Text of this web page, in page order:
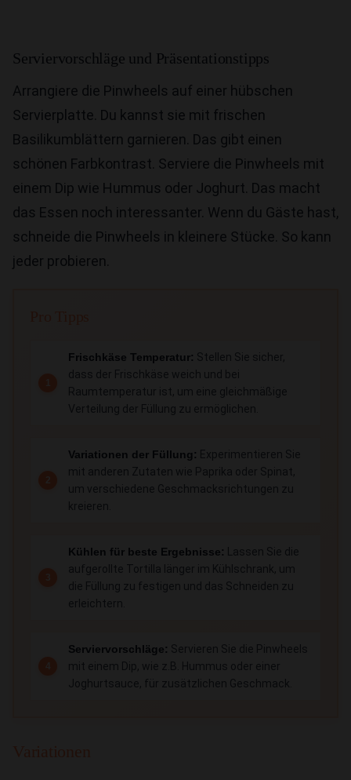
Serviervorschläge und Präsentationstipps
Arrangiere die Pinwheels auf einer hübschen
Servierplatte. Du kannst sie mit frischen
Basilikumblättern garnieren. Das gibt einen
schönen Farbkontrast. Serviere die Pinwheels mit
einem Dip wie Hummus oder Joghurt. Das macht
das Essen noch interessanter. Wenn du Gäste hast,
schneide die Pinwheels in kleinere Stücke. So kann
jeder probieren.
Frischkäse Temperatur: Stellen Sie sicher,
dass der Frischkäse weich und bei
Raumtemperatur ist, um eine gleichmäßige
Verteilung der Füllung zu ermöglichen.
Variationen der Füllung: Experimentieren Sie
mit anderen Zutaten wie Paprika oder Spinat,
um verschiedene Geschmacksrichtungen zu
kreieren.
Kühlen für beste Ergebnisse:
Lassen Sie die
aufgerollte Tortilla länger im Kühlschrank, um
die Füllung zu festigen und das Schneiden zu
erleichtern.
Serviervorschläge: Servieren Sie die Pinwheels
mit einem Dip, wie z.B. Hummus oder einer
Joghurtsauce, für zusätzlichen Geschmack.